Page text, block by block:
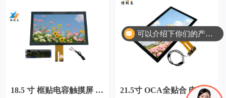
用于工业控制、嵌入式设备、
自助终端。
配备USB/IIC/RS232多通讯接
口，支持开孔、丝印、结构非
制、自助终端、商用显示等场
景，支持个性化定制，是工业
触控显示配套优选产品。
18.5 寸 框贴电容触摸屏 |
21.5寸 OCA全贴合 电容触
可以介绍下你们的产品么